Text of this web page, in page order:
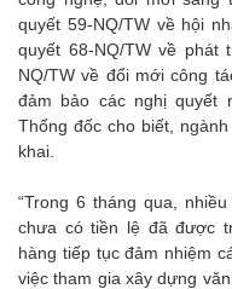
quyết 59-NQ/TW về hội
quyết 68-NQ/TW về phát
NQ/TW về đổi mới công
đảm bảo các nghị quyết
Thống đốc cho biết,
khai.
“Trong 6 tháng qua,
chưa có tiền lệ đã được
hàng tiếp tục đảm nhiệm
việc tham gia xây dựng